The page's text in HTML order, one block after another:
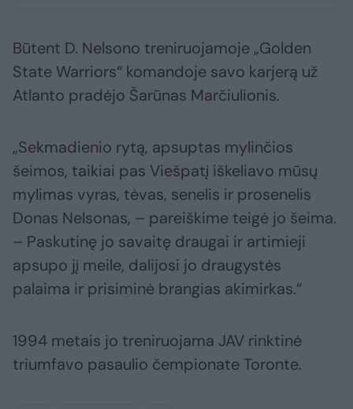
Būtent D. Nelsono treniruojamoje „Golden
State Warriors“ komandoje savo karjerą už
Atlanto pradėjo Šarūnas Marčiulionis.
„Sekmadienio rytą, apsuptas mylinčios
šeimos, taikiai pas Viešpatį iškeliavo mūsų
mylimas vyras, tėvas, senelis ir prosenelis
Donas Nelsonas, – pareiškime teigė jo šeima.
– Paskutinę jo savaitę draugai ir artimieji
apsupo jį meile, dalijosi jo draugystės
palaima ir prisiminė brangias akimirkas.“
1994 metais jo treniruojama JAV rinktinė
triumfavo pasaulio čempionate Toronte.